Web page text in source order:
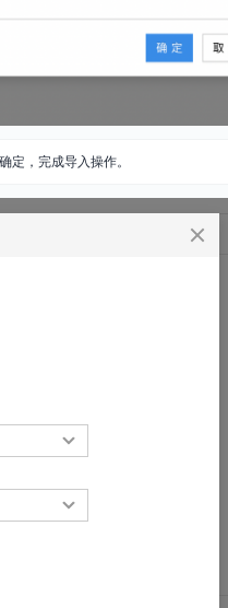
定，完成导入操作。